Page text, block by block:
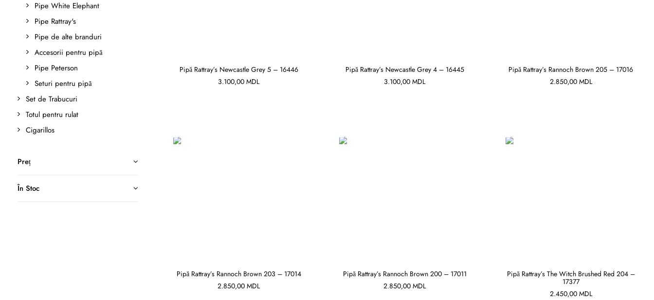
Pipe White Elephant
Pipe Rattray's
Pipe de alte branduri
Accesorii pentru pipă
Pipe Peterson
Seturi pentru pipă
Set de Trabucuri
Totul pentru rulat
Cigarillos
Preț
În Stoc
ADAUGĂ ÎN COȘ
Pipă Rattray’s Newcastle Grey 5 – 16446
3.100,00 MDL ADAUGĂ ÎN COȘ
Pipă Rattray’s Newcastle Grey 4 – 16445
3.100,00MDL ADAUGĂ ÎN COȘ
Pipă Rattray’s Rannoch Brown 205 – 17016
2.850,00 MDL
ADAUGĂ ÎN COȘ
Pipă Rattray’s Rannoch Brown 203 – 17014
2.850,00 MDL ADAUGĂ ÎN COȘ
Pipă Rattray’s Rannoch Brown 200 – 17011
2.850,00MDL ADAUGĂ ÎN COȘ
Pipă Rattray’s The Witch Brushed Red 204 –
17377
2.450,00 MDL